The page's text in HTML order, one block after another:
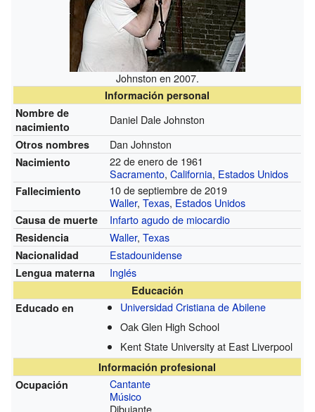
Johnston en 2007.
Información personal
Nombre de
nacimiento
Daniel Dale Johnston
Otros nombres Dan Johnston
Nacimiento
22 de enero de 1961
Sacramento,California, Estados Unidos
Fallecimiento
10 de septiembre de 2019
Waller,Texas, Estados Unidos
Causa de muerte Infarto agudo de miocardio
Residencia Waller,Texas
Nacionalidad Estadounidense
Lengua materna Inglés
Educación
Educado en
Universidad Cristiana de Abilene
Oak Glen High School
Kent State University at East Liverpool
Información profesional
Ocupación
Cantante
Músico